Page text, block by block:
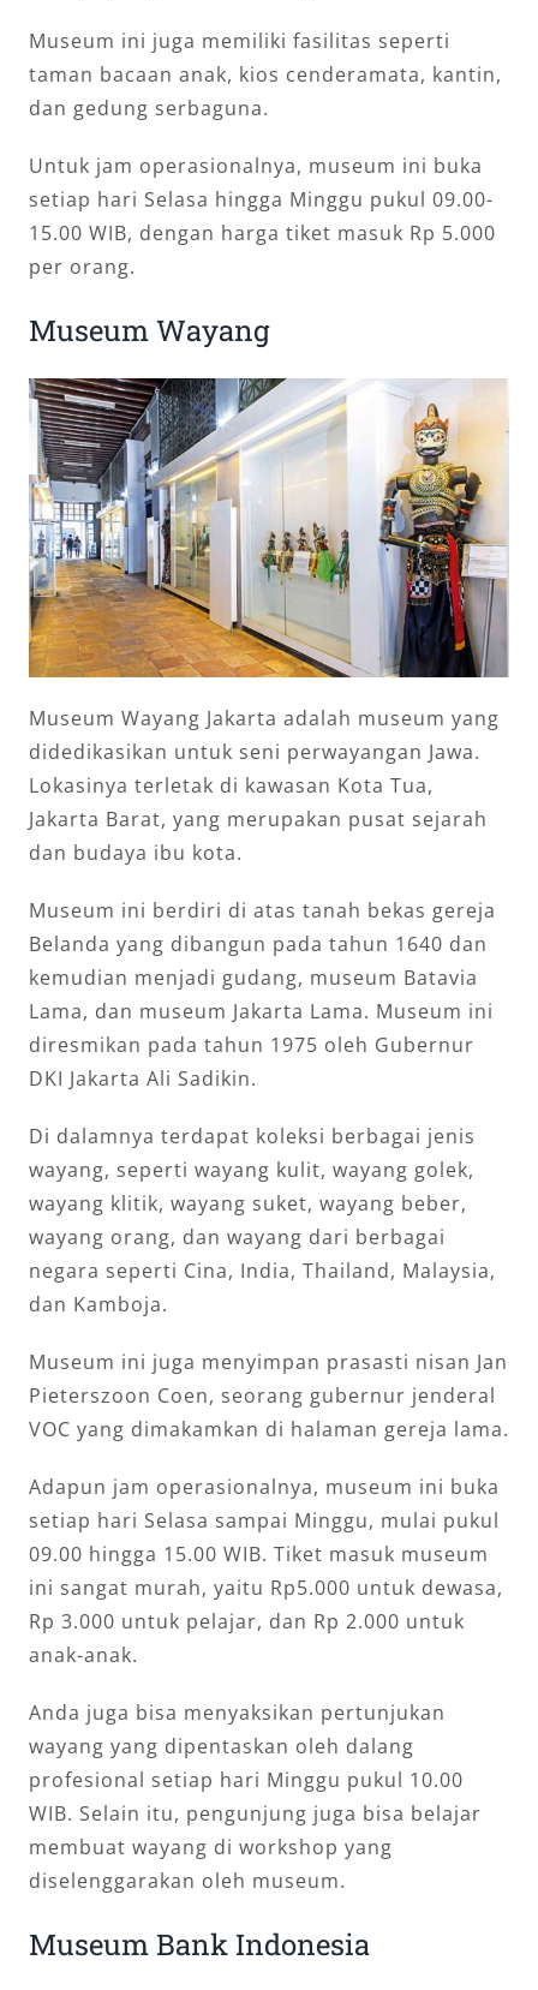
Museum ini juga memiliki fasilitas seperti
taman bacaan anak, kios cenderamata, kantin,
dan gedung serbaguna.
Untuk jam operasionalnya, museum ini buka
setiap hari Selasa hingga Minggu pukul 09.00-
15.00 WIB, dengan harga tiket masuk Rp 5.000
per orang.
Museum Wayang
Museum Wayang Jakarta adalah museum yang
didedikasikan untuk seni perwayangan Jawa.
Lokasinya terletak di kawasan Kota Tua,
Jakarta Barat, yang merupakan pusat sejarah
dan budaya ibu kota.
Museum ini berdiri di atas tanah bekas gereja
Belanda yang dibangun pada tahun 1640 dan
kemudian menjadi gudang, museum Batavia
Lama, dan museum Jakarta Lama. Museum ini
diresmikan pada tahun 1975 oleh Gubernur
DKI Jakarta Ali Sadikin.
Di dalamnya terdapat koleksi berbagai jenis
wayang, seperti wayang kulit, wayang golek,
wayang klitik, wayang suket, wayang beber,
wayang orang, dan wayang dari berbagai
negara seperti Cina, India, Thailand, Malaysia,
dan Kamboja.
Museum ini juga menyimpan prasasti nisan Jan
Pieterszoon Coen, seorang gubernur jenderal
VOC yang dimakamkan di halaman gereja lama.
Adapun jam operasionalnya, museum ini buka
setiap hari Selasa sampai Minggu, mulai pukul
09.00 hingga 15.00 WIB. Tiket masuk museum
ini sangat murah, yaitu Rp5.000 untuk dewasa,
Rp 3.000 untuk pelajar, dan Rp 2.000 untuk
anak-anak.
Anda juga bisa menyaksikan pertunjukan
wayang yang dipentaskan oleh dalang
profesional setiap hari Minggu pukul 10.00
WIB. Selain itu, pengunjung juga bisa belajar
membuat wayang di workshop yang
diselenggarakan oleh museum.
Museum Bank Indonesia